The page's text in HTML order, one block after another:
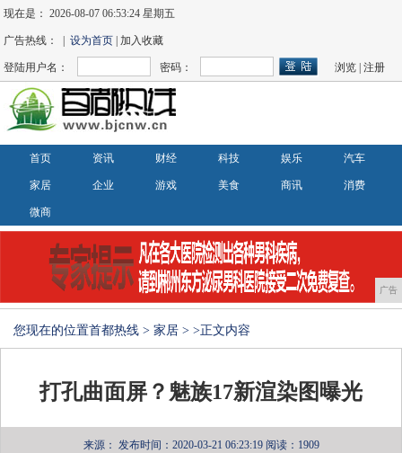
现在是：2026-08-07 06:53:25 星期五
广告热线： |设为首页 | 加入收藏
登陆用户名： 密码： 浏览 |注册
首页 资讯 财经 科技 娱乐 汽车
家居 企业 游戏 美食 商讯 消费
微商
广告
您现在的位置首都热线 > 家居 > >正文内容
打孔曲面屏？魅族17新渲染图曝光
来源： 发布时间：2020-03-21 06:23:19 阅读：1909